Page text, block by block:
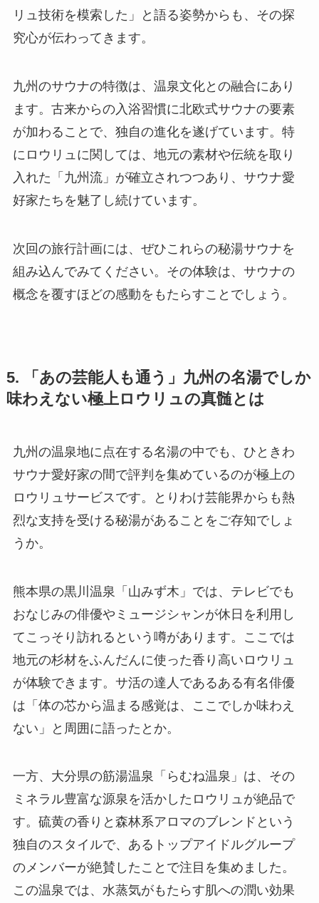
リュ技術を模索した」と語る姿勢からも、その探
究心が伝わってきます。
九州のサウナの特徴は、温泉文化との融合にあり
ます。古来からの入浴習慣に北欧式サウナの要素
が加わることで、独自の進化を遂げています。特
にロウリュに関しては、地元の素材や伝統を取り
入れた「九州流」が確立されつつあり、サウナ愛
好家たちを魅了し続けています。
次回の旅行計画には、ぜひこれらの秘湯サウナを
組み込んでみてください。その体験は、サウナの
概念を覆すほどの感動をもたらすことでしょう。
5. 「あの芸能人も通う」九州の名湯でしか
味わえない極上ロウリュの真髄とは
九州の温泉地に点在する名湯の中でも、ひときわ
サウナ愛好家の間で評判を集めているのが極上の
ロウリュサービスです。とりわけ芸能界からも熱
烈な支持を受ける秘湯があることをご存知でしょ
うか。
熊本県の黒川温泉「山みず木」では、テレビでも
おなじみの俳優やミュージシャンが休日を利用し
てこっそり訪れるという噂があります。ここでは
地元の杉材をふんだんに使った香り高いロウリュ
が体験できます。サ活の達人であるある有名俳優
は「体の芯から温まる感覚は、ここでしか味わえ
ない」と周囲に語ったとか。
一方、大分県の筋湯温泉「らむね温泉」は、その
ミネラル豊富な源泉を活かしたロウリュが絶品で
す。硫黄の香りと森林系アロマのブレンドという
独自のスタイルで、あるトップアイドルグループ
のメンバーが絶賛したことで注目を集めました。
この温泉では、水蒸気がもたらす肌への潤い効果